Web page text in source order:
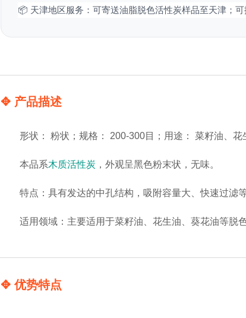
📦 天津地区服务：可寄送油脂脱色活性炭样品至天津；
✥ 产品描述
形状： 粉状；规格： 200-300目；用途： 菜籽油、
本品系木质活性炭 ，外观呈黑色粉末状，无味。
特点：具有发达的中孔结构，吸附容量大、快速过滤等
适用领域：主要适用于菜籽油、花生油、葵花油等脱
✥ 优势特点